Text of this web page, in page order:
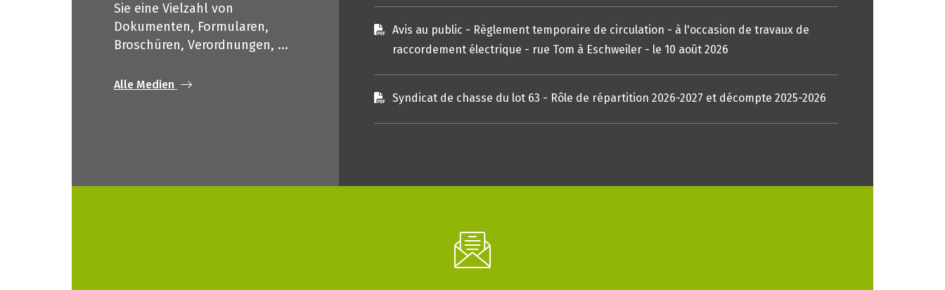
Sie eine Vielzahl von
Dokumenten, Formularen,
Broschüren, Verordnungen, ...
Alle Medien
Avis au public - Règlement temporaire de circulation - à l'occasion de travaux de
raccordement électrique - rue Tom à Eschweiler - le 10 août 2026
Syndicat de chasse du lot 63 - Rôle de répartition 2026-2027 et décompte 2025-2026